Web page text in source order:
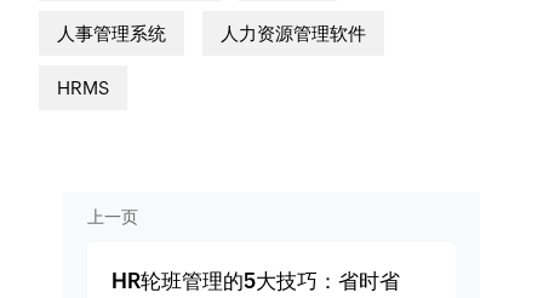
人事管理系统 人力资源管理软件
HRMS
上一页
HR轮班管理的5大技巧：省时省